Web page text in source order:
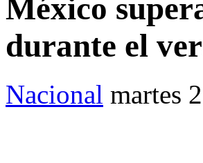
México
durante el
Nacional martes